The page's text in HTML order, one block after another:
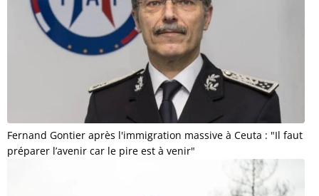
Fernand Gontier après l'immigration massive à Ceuta : "Il faut
préparer l’avenir car le pire est à venir"